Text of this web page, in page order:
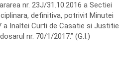
nr. 23J/31.10.2016 a Sectiei
definitiva, potrivit Minutei
a Inaltei Curti de Casatie si Justitie
nr. 70/1/2017.” (G.I.)